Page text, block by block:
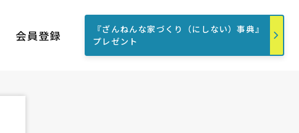
会員登録
『ざんねんな家づくり（にしない）事典』
プレゼント